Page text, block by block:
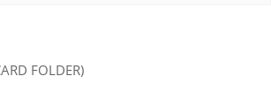
FOLDER)